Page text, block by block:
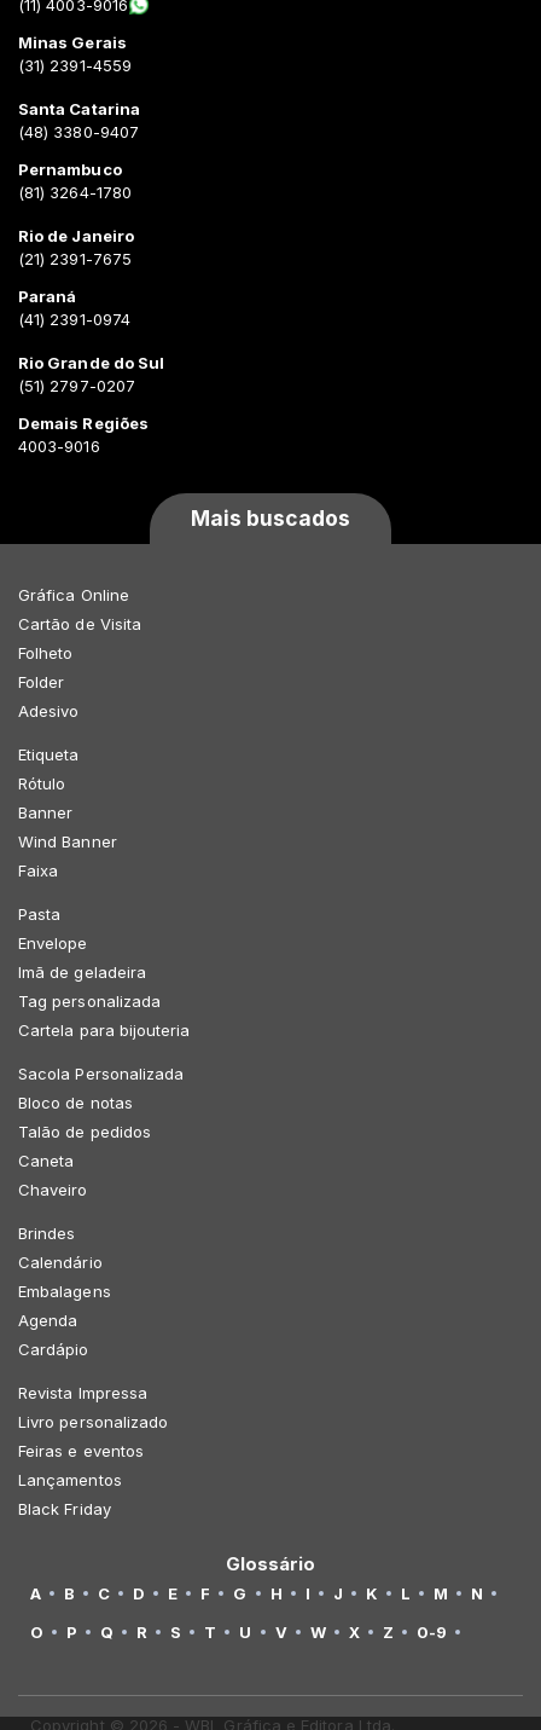
(11) 4003-9016
Minas Gerais
(31) 2391-4559
Santa Catarina
(48) 3380-9407
Pernambuco
(81) 3264-1780
Rio de Janeiro
(21) 2391-7675
Paraná
(41) 2391-0974
Rio Grande do Sul
(51) 2797-0207
Demais Regiões
4003-9016
Mais buscados
Gráfica Online
Cartão de Visita
Folheto
Folder
Adesivo
Etiqueta
Rótulo
Banner
Wind Banner
Faixa
Pasta
Envelope
Imã de geladeira
Tag personalizada
Cartela para bijouteria
Sacola Personalizada
Bloco de notas
Talão de pedidos
Caneta
Chaveiro
Brindes
Calendário
Embalagens
Agenda
Cardápio
Revista Impressa
Livro personalizado
Feiras e eventos
Lançamentos
Black Friday
Glossário
A B C D E F G H I J K L M
N
O
P Q R S T U V W X Z 0-9
Copyright © 2026 - WBL Gráfica e Editora Ltda.